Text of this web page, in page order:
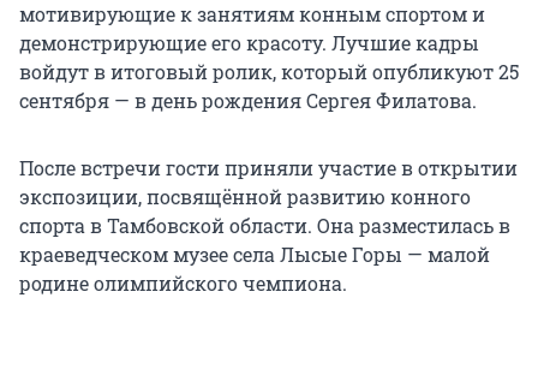
мотивирующие к занятиям конным спортом и
демонстрирующие его красоту. Лучшие кадры
войдут в итоговый ролик, который опубликуют 25
сентября — в день рождения Сергея Филатова.
После встречи гости приняли участие в открытии
экспозиции, посвящённой развитию конного
спорта в Тамбовской области. Она разместилась в
краеведческом музее села Лысые Горы — малой
родине олимпийского чемпиона.